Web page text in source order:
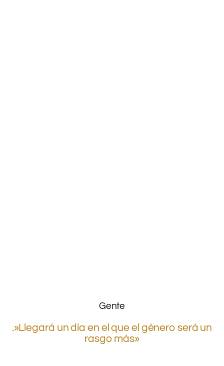
Gente
.»Llegará un día en el que el género será un
rasgo más»